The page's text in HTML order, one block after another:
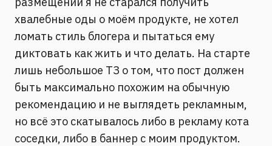
хвалебные оды о моём продукте, не хотел
ломать стиль блогера и пытаться ему
диктовать как жить и что делать. На старте
лишь небольшое ТЗ о том, что пост должен
быть максимально похожим на обычную
рекомендацию и не выглядеть рекламным,
но всё это скатывалось либо в рекламу кота
соседки, либо в баннер с моим продуктом.